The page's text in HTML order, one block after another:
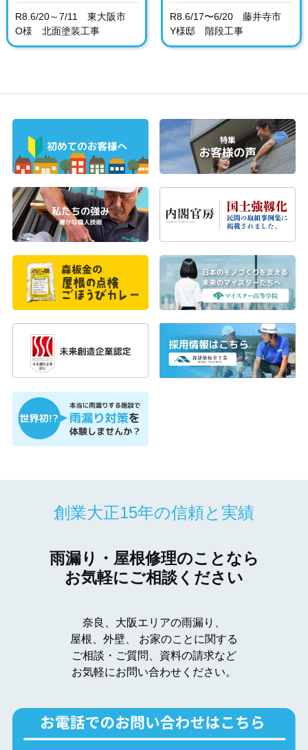
R8.6/20～7/11 東大阪市
O様 北面塗装工事
R8.6/17〜6/20 藤井寺市
Y様邸 階段工事
創業大正15年の信頼と実績
雨漏り・屋根修理のことなら
お気軽にご相談ください
奈良、大阪エリアの雨漏り、
屋根、外壁、
お家のことに関する
ご相談・ご質問、資料の請求など
お気軽にお問い合わせください。